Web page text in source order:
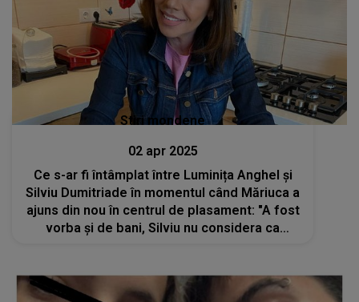
Stiri mondene
02 apr 2025
Ce s-ar fi întâmplat între Luminița Anghel și
Silviu Dumitriade în momentul când Măriuca a
ajuns din nou în centrul de plasament: "A fost
vorba și de bani, Silviu nu considera ca